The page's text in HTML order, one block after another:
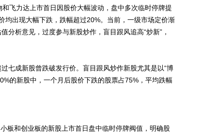
力达上市首日因股价大幅波动，盘中多次临时停牌提
出现大幅下跌，跌幅超过20%。当前，一级市场定价渐
析意见，过度参与新股炒作，盲目跟风追高“炒新”，
成新股曾跌破发行价。盲目跟风炒作新股尤其是以“博
的新股中，一个月后股价下跌的股票占75%，平均跌幅
和创业板的新股上市首日盘中临时停牌阀值，明确股